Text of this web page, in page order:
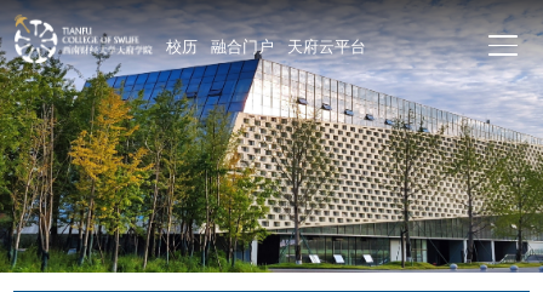
校历 融合门户 天府云平台